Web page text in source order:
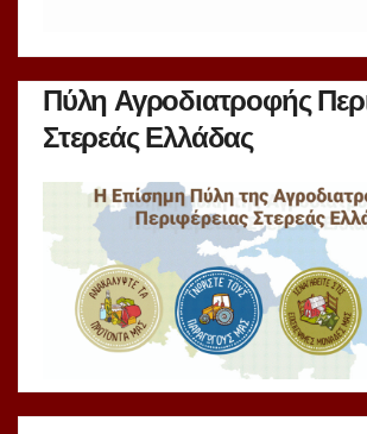
Πύλη Αγροδιατροφής
Στερεάς Ελλάδας